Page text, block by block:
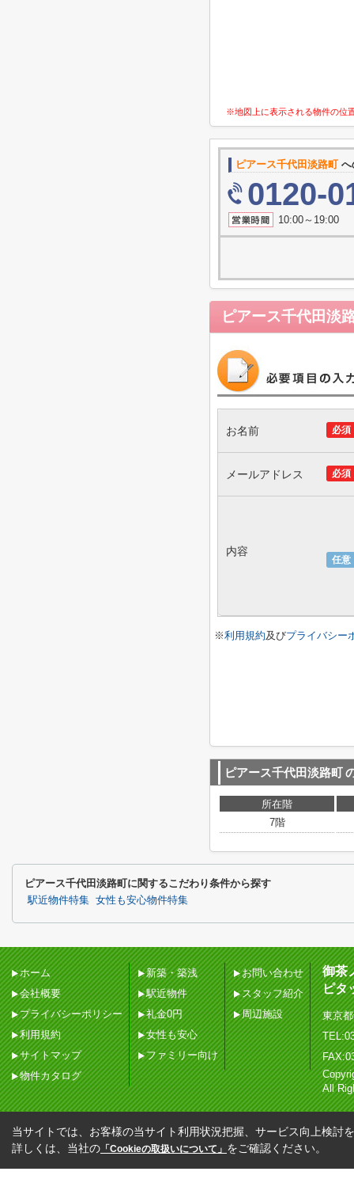
※地図上に表示される物件の位
ピアース千代田淡路町へ
0120-
10:00～19:00
ピアース千代田淡
必須
お名前
必須
メールアドレス
任意
内容
※利用規約及びプライバシー
ピアース千代田淡路町
所在階
7階
ピアース千代田淡路町に関するこだわり条件から探す
駅近物件特集 女性も安心物件特集
ホーム
会社概要
プライバシーポリシー
利用規約
サイトマップ
物件カタログ
新築・築浅
駅近物件
礼金0円
女性も安心
ファミリー向け
お問い合わせ
スタッフ紹介
周辺施設
御茶
ピタ
東京
All
当サイトでは、お客様の当サイト利用状況把握、サービス向上検討
詳しくは、当社の 「Cookieの取扱いについて」 をご確認ください。